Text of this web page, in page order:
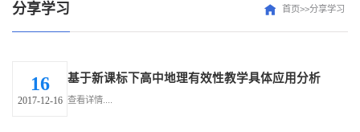
分享学习 首页>>分享学习
16
2017-12-16
基于新课标下高中地理有效性教学具体应用分析
查看详情....